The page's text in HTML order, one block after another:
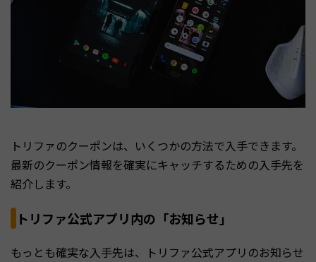
トリファのクーポンは、いくつかの方法で入手できます。
最新のクーポン情報を確実にキャッチするための入手先を
紹介します。
トリファ公式アプリ内の「お知らせ」
もっとも確実な入手先は、トリファ公式アプリのお知らせ